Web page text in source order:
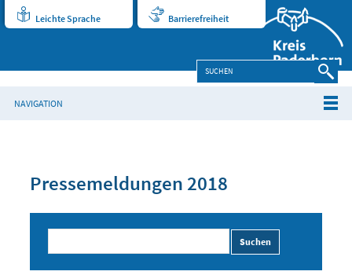
Leichte Sprache Barrierefreiheit
NAVIGATION
Pressemeldungen 2018
Suchen